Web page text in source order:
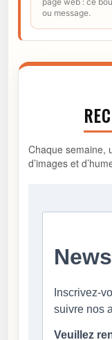
ou message.
Chaque semaine,
d’images et